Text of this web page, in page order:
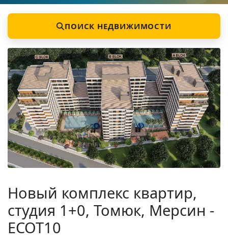
ПОИСК НЕДВИЖИМОСТИ
Новый комплекс квартир,
студия 1+0, Томюк, Мерсин -
ECOT10